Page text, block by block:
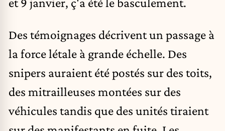
Des témoignages décrivent un passage à
la force létale à grande échelle. Des
snipers auraient été postés sur des toits,
des mitrailleuses montées sur des
véhicules tandis que des unités tiraient